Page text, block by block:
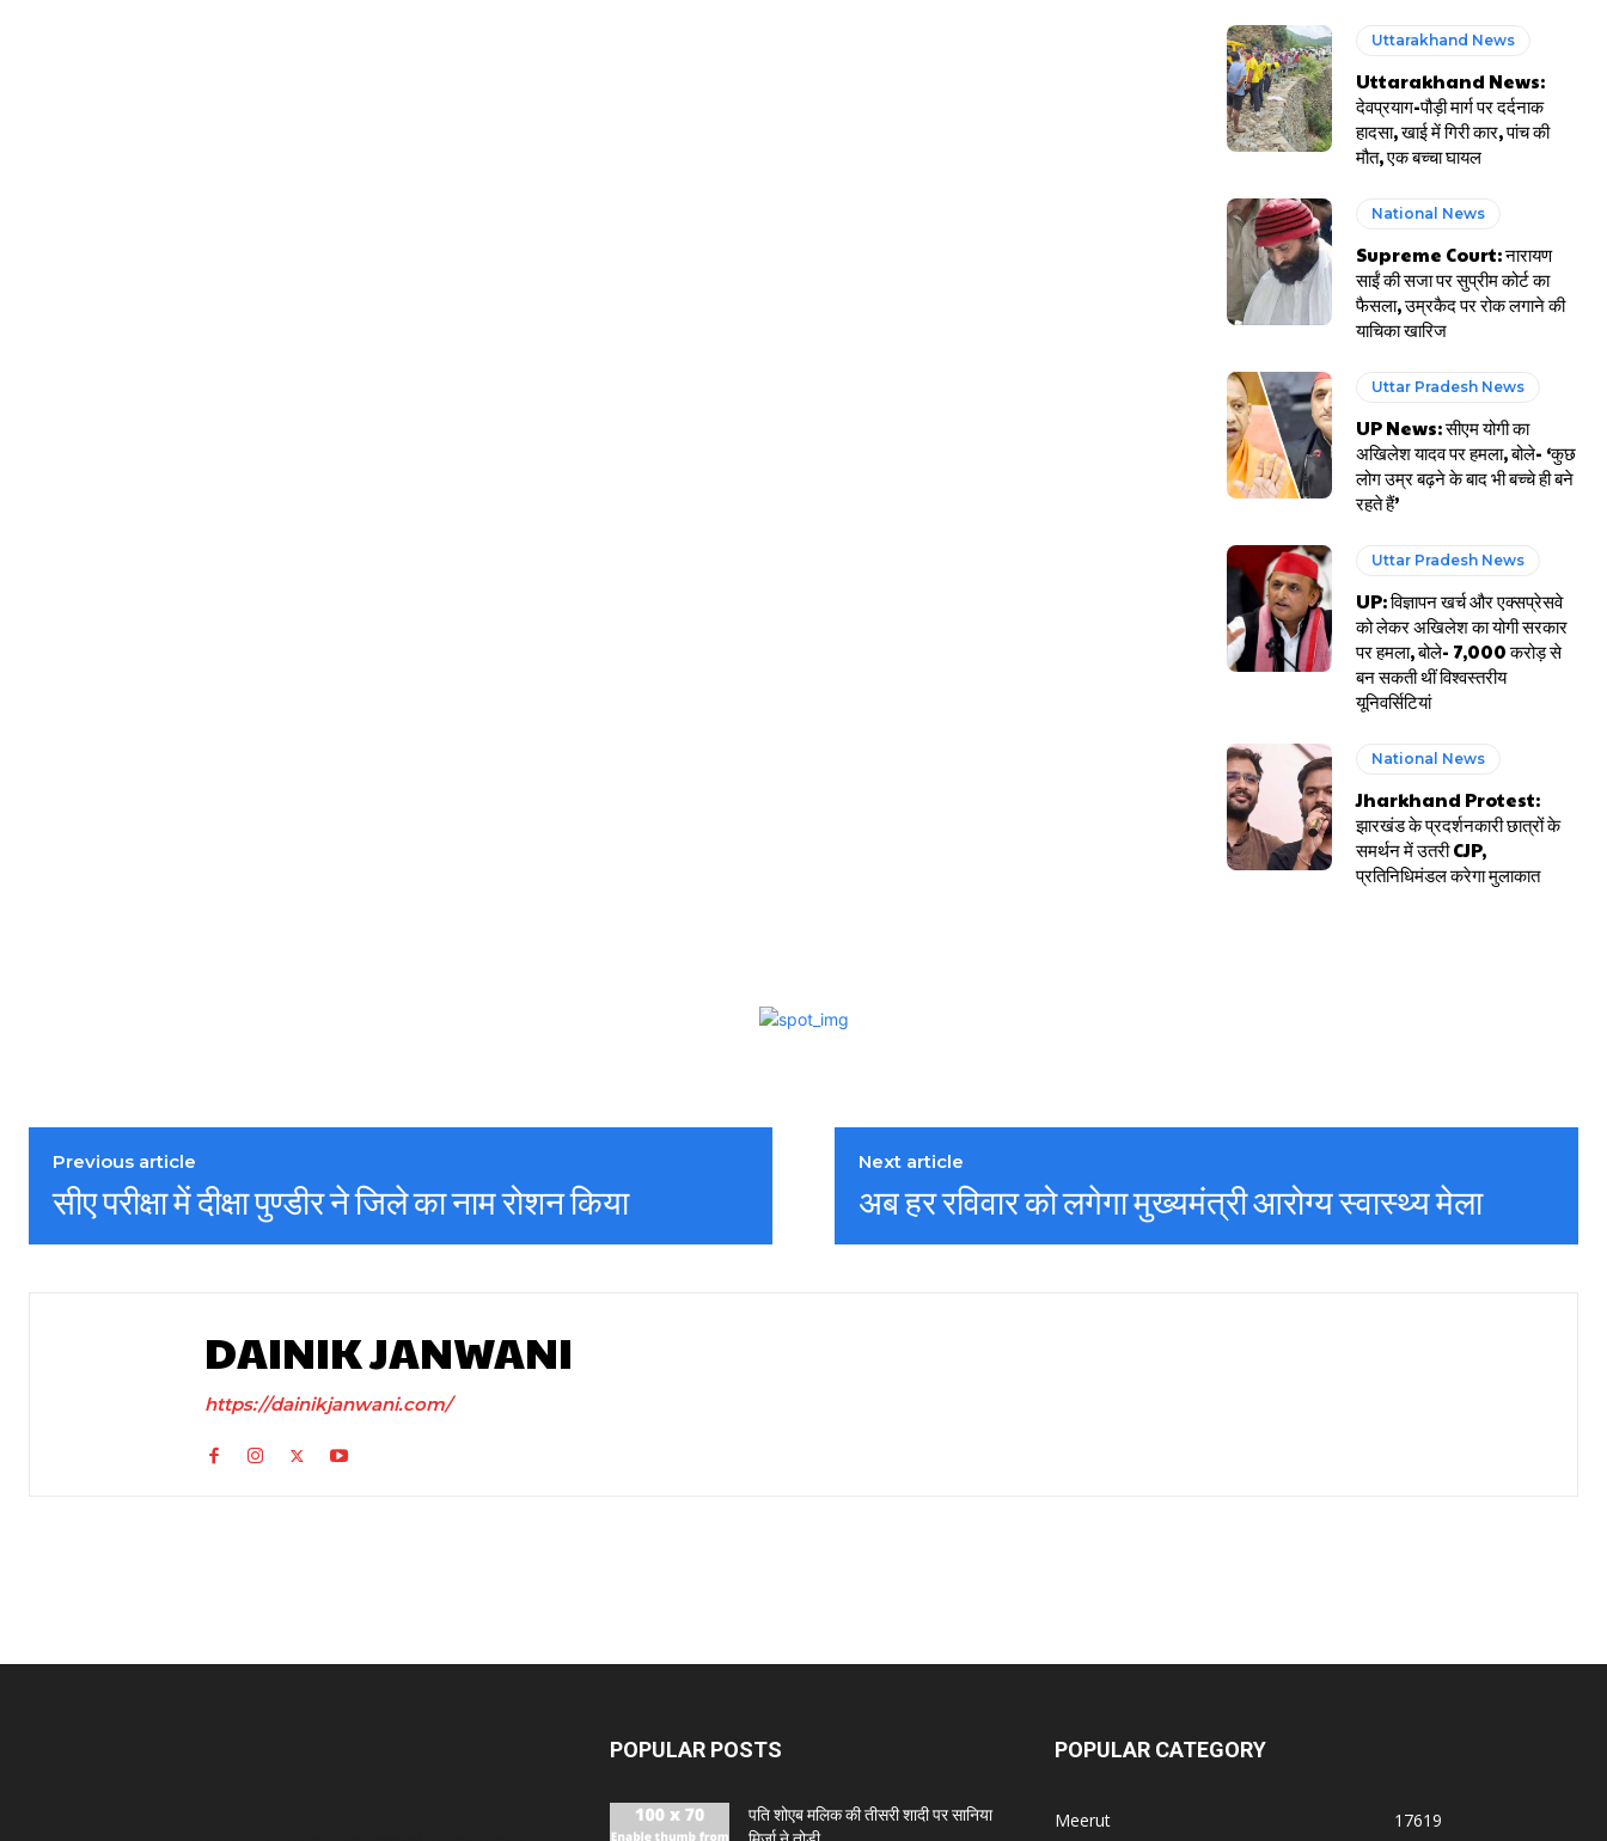
Uttarakhand News
Uttarakhand News:
देवप्रयाग-पौड़ी मार्ग पर दर्दनाक
हादसा, खाई में गिरी कार, पांच की
मौत, एक बच्चा घायल
National News
Supreme Court: नारायण
साईं की सजा पर सुप्रीम कोर्ट का
फैसला, उम्रकैद पर रोक लगाने की
याचिका खारिज
Uttar Pradesh News
UP News: सीएम योगी का
अखिलेश यादव पर हमला, बोले- ‘कुछ
लोग उम्र बढ़ने के बाद भी बच्चे ही बने
रहते हैं’
Uttar Pradesh News
UP: विज्ञापन खर्च और एक्सप्रेसवे
को लेकर अखिलेश का योगी सरकार
पर हमला, बोले- 7,000 करोड़ से
बन सकती थीं विश्वस्तरीय
यूनिवर्सिटियां
National News
Jharkhand Protest:
झारखंड के प्रदर्शनकारी छात्रों के
समर्थन में उतरी CJP,
प्रतिनिधिमंडल करेगा मुलाकात
Previous article
सीए परीक्षा में दीक्षा पुण्डीर ने जिले का नाम रोशन किया
Next article
अब हर रविवार को लगेगा मुख्यमंत्री आरोग्य स्वास्थ्य मेला
DAINIK JANWANI
https://dainikjanwani.com/
POPULAR POSTS
पति शोएब मलिक की तीसरी शादी पर सानिया
POPULAR CATEGORY
Meerut 17619